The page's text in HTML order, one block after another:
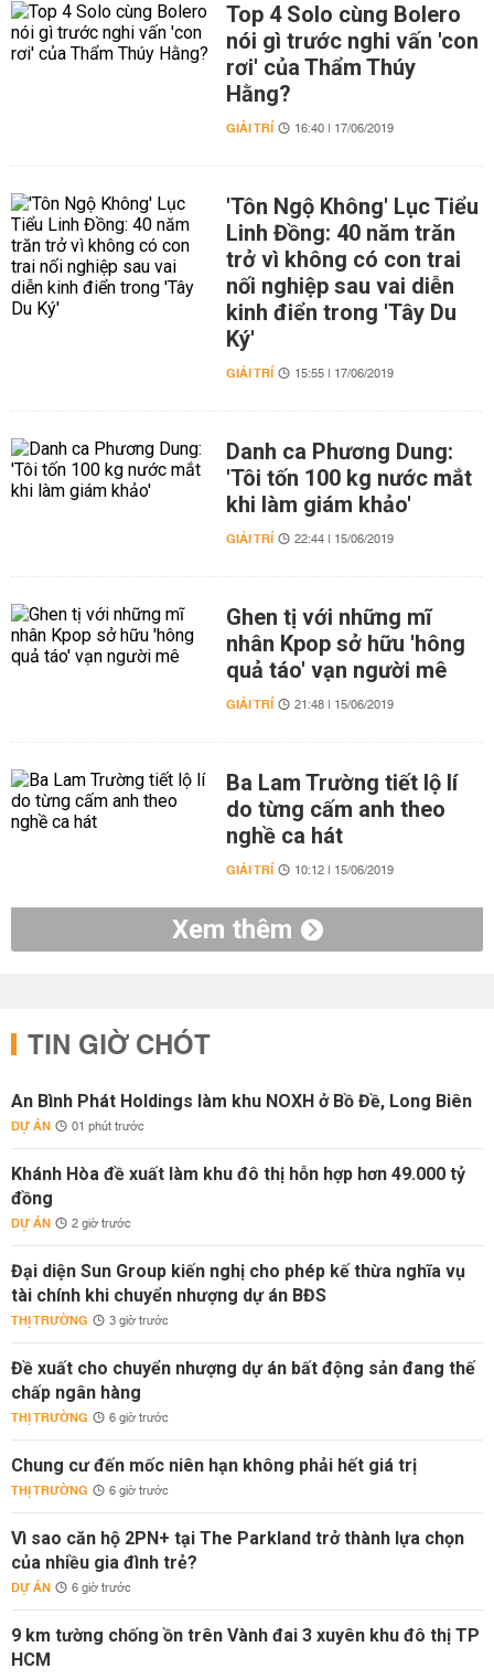
Top 4 Solo cùng Bolero
nói gì trước nghi vấn 'con
rơi' của Thẩm Thúy
Hằng?
GIẢI TRÍ 16:40 | 17/06/2019
'Tôn Ngộ Không' Lục Tiểu
Linh Đồng: 40 năm trăn
trở vì không có con trai
nối nghiệp sau vai diễn
kinh điển trong 'Tây Du
Ký'
GIẢI TRÍ 15:55 | 17/06/2019
Danh ca Phương Dung:
'Tôi tốn 100 kg nước mắt
khi làm giám khảo'
GIẢI TRÍ 22:44 | 15/06/2019
Ghen tị với những mĩ
nhân Kpop sở hữu 'hông
quả táo' vạn người mê
GIẢI TRÍ 21:48 | 15/06/2019
Ba Lam Trường tiết lộ lí
do từng cấm anh theo
nghề ca hát
GIẢI TRÍ 10:12 | 15/06/2019
Xem thêm
TIN GIỜ CHÓT
An Bình Phát Holdings làm khu NOXH ở Bồ Đề, Long Biên
DỰ ÁN 01 phút trước
Khánh Hòa đề xuất làm khu đô thị hỗn hợp hơn 49.000 tỷ
đồng
DỰ ÁN 2 giờ trước
Đại diện Sun Group kiến nghị cho phép kế thừa nghĩa vụ
tài chính khi chuyển nhượng dự án BĐS
THỊ TRƯỜNG 3 giờ trước
Đề xuất cho chuyển nhượng dự án bất động sản đang thế
chấp ngân hàng
THỊ TRƯỜNG 6 giờ trước
Chung cư đến mốc niên hạn không phải hết giá trị
THỊ TRƯỜNG 6 giờ trước
Vì sao căn hộ 2PN+ tại The Parkland trở thành lựa chọn
của nhiều gia đình trẻ?
DỰ ÁN 6 giờ trước
9 km tường chống ồn trên Vành đai 3 xuyên khu đô thị TP
HCM